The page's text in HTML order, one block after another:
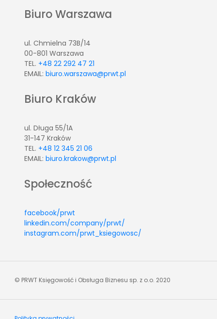
Biuro Warszawa
ul. Chmielna 73B/14
00-801 Warszawa
TEL. +48 22 292 47 21
EMAIL: biuro.warszawa@prwt.pl
Biuro Kraków
ul. Długa 55/1A
31-147 Kraków
TEL. +48 12 345 21 06
EMAIL: biuro.krakow@prwt.pl
Społeczność
facebook/prwt
linkedin.com/company/prwt/
instagram.com/prwt_ksiegowosc/
© PRWT Księgowość i Obsługa Biznesu sp. z o.o. 2020